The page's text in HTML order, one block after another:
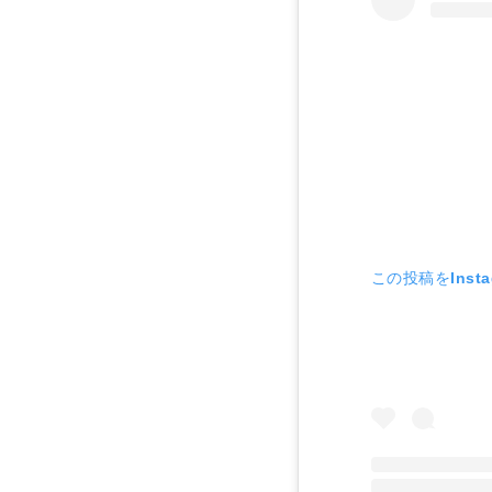
この投稿を